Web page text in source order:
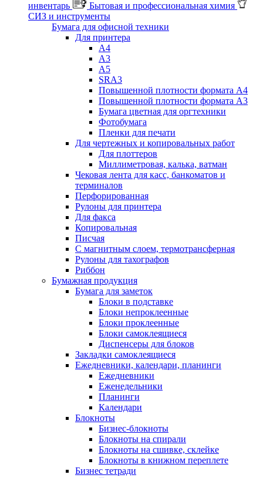
инвентарь
Бытовая и профессиональная химия
СИЗ и инструменты
Бумага для офисной техники
Для принтера
А4
А3
А5
SRA3
Повышенной плотности формата А4
Повышенной плотности формата А3
Бумага цветная для оргтехники
Фотобумага
Пленки для печати
Для чертежных и копировальных работ
Для плоттеров
Миллиметровая, калька, ватман
Чековая лента для касс, банкоматов и
терминалов
Перфорированная
Рулоны для принтера
Для факса
Копировальная
Писчая
С магнитным слоем, термотрансферная
Рулоны для тахографов
Риббон
Бумажная продукция
Бумага для заметок
Блоки в подставке
Блоки непроклеенные
Блоки проклеенные
Блоки самоклеящиеся
Диспенсеры для блоков
Закладки самоклеящиеся
Ежедневники, календари, планинги
Ежедневники
Еженедельники
Планинги
Календари
Блокноты
Бизнес-блокноты
Блокноты на спирали
Блокноты на сшивке, склейке
Блокноты в книжном переплете
Бизнес тетради